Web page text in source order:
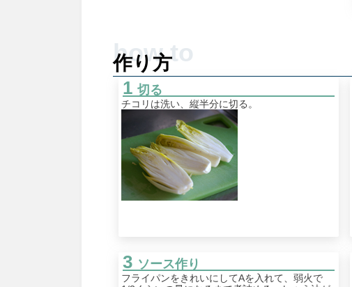
作り方
切る
チコリは洗い、縦半分に切る。
ソース作り
フライパンをきれいにしてAを入れて、弱火で